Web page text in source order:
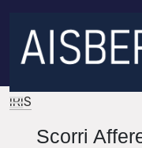
IRIS
Scorri